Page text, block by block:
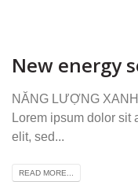
New energy
NĂNG LƯỢNG
Lorem ipsum dolor sit
elit, sed...
READ MORE...